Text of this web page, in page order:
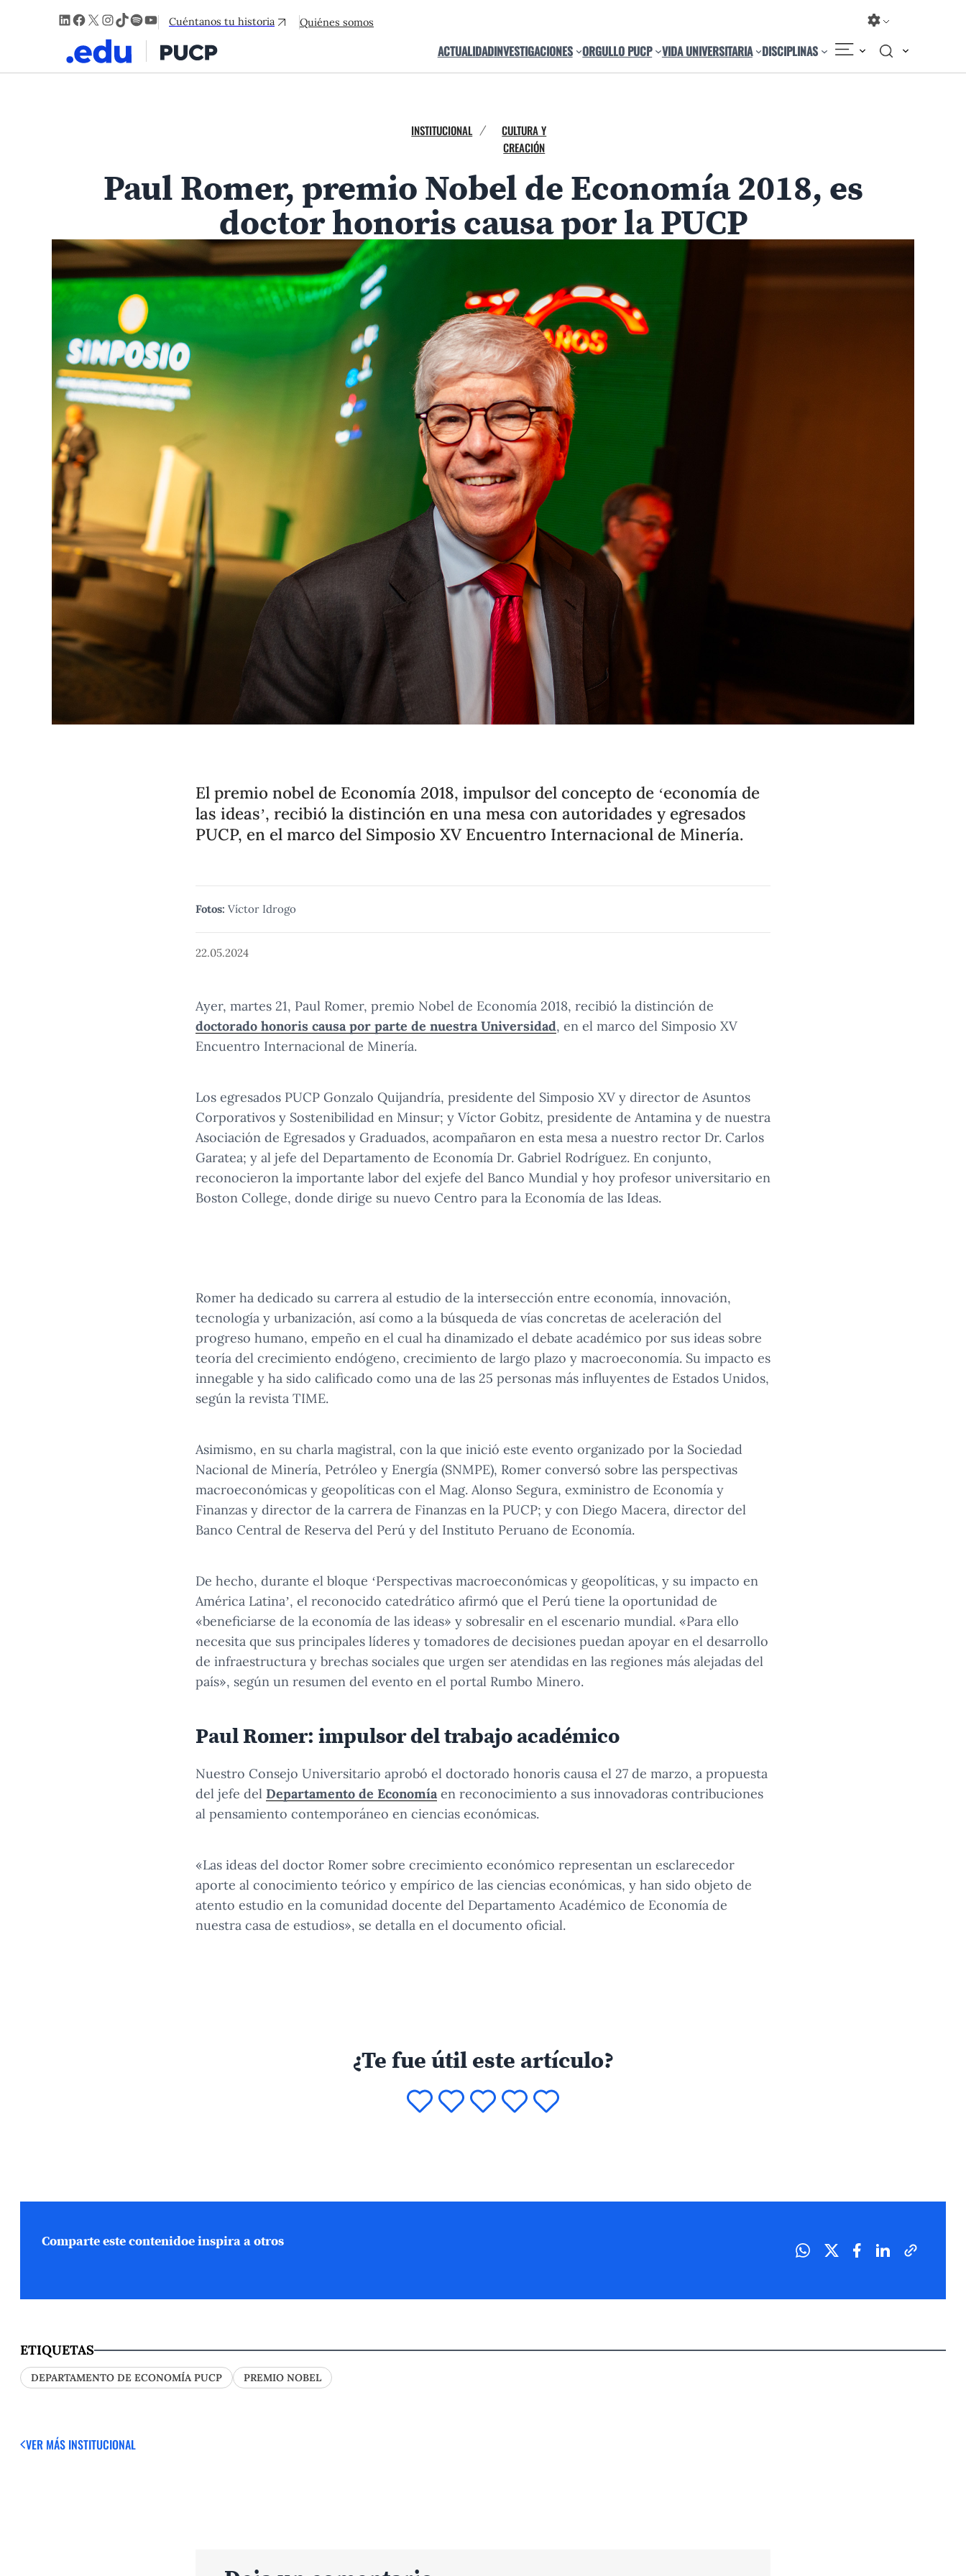
LinkedIn
Facebook
X Instagram
TikTok
Spotify
YouTube
Cuéntanos tu historia Quiénes somos
ACTUALIDADINVESTIGACIONES ORGULLO PUCP VIDA UNIVERSITARIA DISCIPLINAS
INSTITUCIONAL /
CULTURA Y
CREACIÓN
Paul Romer, premio Nobel de Economía 2018, es
doctor honoris causa por la PUCP
El premio nobel de Economía 2018, impulsor del concepto de ‘economía de
las ideas’, recibió la distinción en una mesa con autoridades y egresados
PUCP, en el marco del Simposio XV Encuentro Internacional de Minería.
Fotos: Víctor Idrogo
22.05.2024
Ayer, martes 21, Paul Romer, premio Nobel de Economía 2018, recibió la distinción de
doctorado honoris causa por parte de nuestra Universidad, en el marco del Simposio XV
Encuentro Internacional de Minería.
Los egresados PUCP Gonzalo Quijandría, presidente del Simposio XV y director de Asuntos
Corporativos y Sostenibilidad en Minsur; y Víctor Gobitz, presidente de Antamina y de nuestra
Asociación de Egresados y Graduados, acompañaron en esta mesa a nuestro rector Dr. Carlos
Garatea; y al jefe del Departamento de Economía Dr. Gabriel Rodríguez. En conjunto,
reconocieron la importante labor del exjefe del Banco Mundial y hoy profesor universitario en
Boston College, donde dirige su nuevo Centro para la Economía de las Ideas.
Los egresados PUCP Gonzalo Quijandría y Víctor Gobitz acompañaron al rector y al jefe del Departamento de Economía en
Romer ha dedicado su carrera al estudio de la intersección entre economía, innovación,
tecnología y urbanización, así como a la búsqueda de vías concretas de aceleración del
progreso humano, empeño en el cual ha dinamizado el debate académico por sus ideas sobre
teoría del crecimiento endógeno, crecimiento de largo plazo y macroeconomía. Su impacto es
innegable y ha sido calificado como una de las 25 personas más influyentes de Estados Unidos,
según la revista TIME.
Asimismo, en su charla magistral, con la que inició este evento organizado por la Sociedad
Nacional de Minería, Petróleo y Energía (SNMPE), Romer conversó sobre las perspectivas
macroeconómicas y geopolíticas con el Mag. Alonso Segura, exministro de Economía y
Finanzas y director de la carrera de Finanzas en la PUCP; y con Diego Macera, director del
Banco Central de Reserva del Perú y del Instituto Peruano de Economía.
De hecho, durante el bloque ‘Perspectivas macroeconómicas y geopolíticas, y su impacto en
América Latina’, el reconocido catedrático afirmó que el Perú tiene la oportunidad de
«beneficiarse de la economía de las ideas» y sobresalir en el escenario mundial. «Para ello
necesita que sus principales líderes y tomadores de decisiones puedan apoyar en el desarrollo
de infraestructura y brechas sociales que urgen ser atendidas en las regiones más alejadas del
país», según un resumen del evento en el portal Rumbo Minero.
Paul Romer: impulsor del trabajo académico
Nuestro Consejo Universitario aprobó el doctorado honoris causa el 27 de marzo, a propuesta
del jefe del Departamento de Economíaen reconocimiento a sus innovadoras contribuciones
al pensamiento contemporáneo en ciencias económicas.
«Las ideas del doctor Romer sobre crecimiento económico representan un esclarecedor
aporte al conocimiento teórico y empírico de las ciencias económicas, y han sido objeto de
atento estudio en la comunidad docente del Departamento Académico de Economía de
nuestra casa de estudios», se detalla en el documento oficial.
¿Te fue útil este artículo?
Comparte este contenidoe inspira a otros
ETIQUETAS
DEPARTAMENTO DE ECONOMÍA PUCP PREMIO NOBEL
VER MÁS INSTITUCIONAL